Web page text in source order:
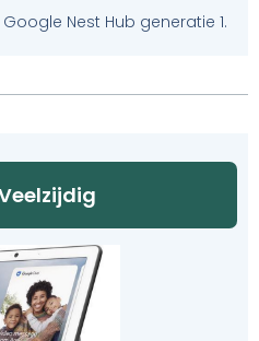
Nest Hub generatie 1.